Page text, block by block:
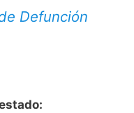
Defunción